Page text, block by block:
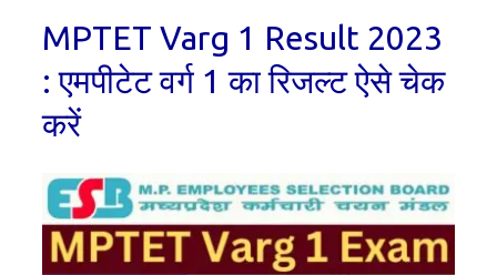
MPTET Varg 1 Result 2023
: एमपीटेट वर्ग 1 का रिजल्ट ऐसे चेक
करें